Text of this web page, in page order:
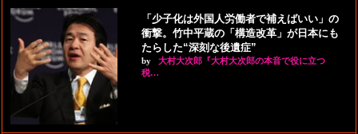
「少子化は外国人労働者で補えばいい」の
衝撃。竹中平蔵の「構造改革」が日本にも
たらした“深刻な後遺症”
by
大村大次郎『大村大次郎の本音で役に立つ
税…